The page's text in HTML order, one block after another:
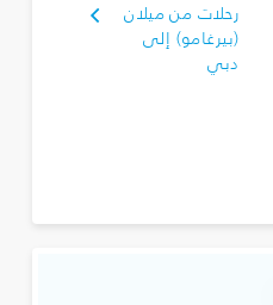
رحلات من ميلان
(بيرغامو) إلى
دبي